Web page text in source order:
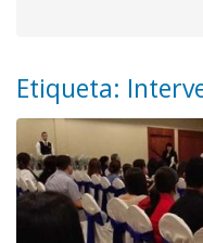
Etiqueta: